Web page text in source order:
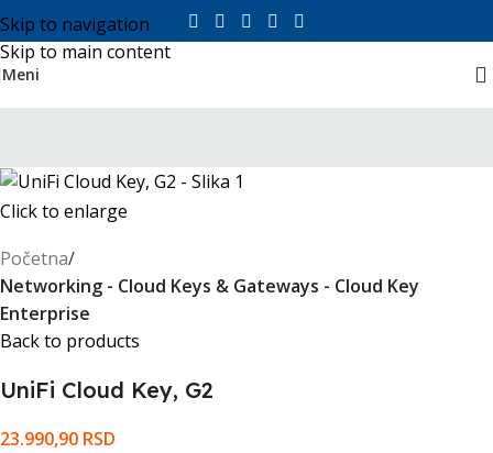
Skip to navigation
Skip to main content
Meni
Click to enlarge
Početna
Networking - Cloud Keys & Gateways - Cloud Key
Enterprise
Back to products
UniFi Cloud Key, G2
23.990,90 RSD